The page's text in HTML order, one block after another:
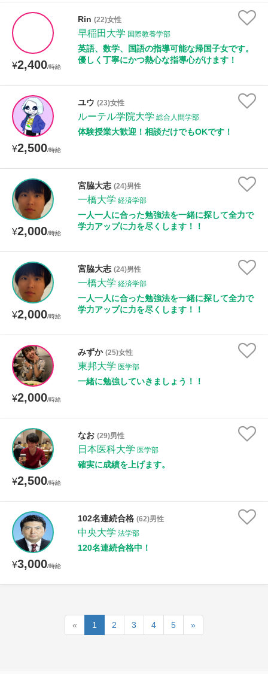
¥2,400/時給
Rin (22)女性
早稲田大学 国際教養学部
英語、数学、国語の指導可能な帰国子女です。
優しく丁寧にかつ熱心な指導心がけます！
¥2,500/時給
ユウ (23)女性
ルーテル学院大学 総合人間学部
体験授業大歓迎！相談だけでもOKです！
¥2,000/時給
宮脇大志 (24)男性
一橋大学 経済学部
一人一人に合った勉強法を一緒に探して全力で
学力アップに力を尽くします！！
¥2,000/時給
宮脇大志 (24)男性
一橋大学 経済学部
一人一人に合った勉強法を一緒に探して全力で
学力アップに力を尽くします！！
¥2,000/時給
みずか (25)女性
東邦大学 医学部
一緒に勉強していきましょう！！
¥2,500/時給
なお (29)男性
日本医科大学 医学部
確実に成績を上げます。
¥3,000/時給
102名連続合格 (62)男性
中央大学 法学部
120名連続合格中！
« 1 2 3 4 5 »